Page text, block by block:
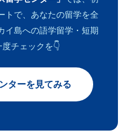
トで、あなたの留学を全
イ島への語学留学・短期
チェックを👇
ターを見てみる